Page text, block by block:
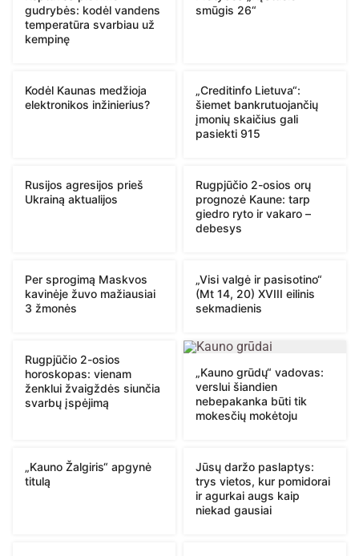
gudrybės: kodėl vandens
temperatūra svarbiau už
kempinę
smūgis 26“
Kodėl Kaunas medžioja
elektronikos inžinierius?
„Creditinfo Lietuva“:
šiemet bankrutuojančių
įmonių skaičius gali
pasiekti 915
Rusijos agresijos prieš
Ukrainą aktualijos
Rugpjūčio 2-osios orų
prognozė Kaune: tarp
giedro ryto ir vakaro –
debesys
Per sprogimą Maskvos
kavinėje žuvo mažiausiai
3 žmonės
„Visi valgė ir pasisotino“
(Mt 14, 20) XVIII eilinis
sekmadienis
Rugpjūčio 2-osios
horoskopas: vienam
ženklui žvaigždės siunčia
svarbų įspėjimą
„Kauno grūdų“ vadovas:
verslui šiandien
nebepakanka būti tik
mokesčių mokėtoju
„Kauno Žalgiris“ apgynė
titulą
Jūsų daržo paslaptys:
trys vietos, kur pomidorai
ir agurkai augs kaip
niekad gausiai